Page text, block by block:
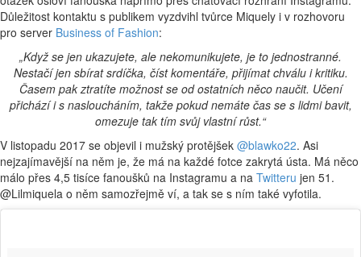
Důležitost kontaktu s publikem vyzdvihl tvůrce Miquely i v rozhovoru
pro server Business of Fashion:
„Když se jen ukazujete, ale nekomunikujete, je to jednostranné.
Nestačí jen sbírat srdíčka, číst komentáře, přijímat chválu i kritiku.
Časem pak ztratíte možnost se od ostatních něco naučit. Učení
přichází i s nasloucháním, takže pokud nemáte čas se s lidmi bavit,
omezuje tak tím svůj vlastní růst.“
V listopadu 2017 se objevil i mužský protějšek @blawko22. Asi
nejzajímavější na něm je, že má na každé fotce zakrytá ústa. Má něco
málo přes 4,5 tisíce fanoušků na Instagramu a na Twitteru jen 51.
@Lilmiquela o něm samozřejmě ví, a tak se s ním také vyfotila.